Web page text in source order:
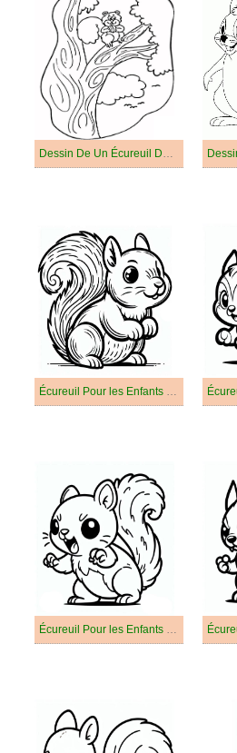
Dessin De Un Écureuil Dans Un Arbre
Écureuil Pour les Enfants De 1 An
Écureuil Pour les Enfants De 3 An